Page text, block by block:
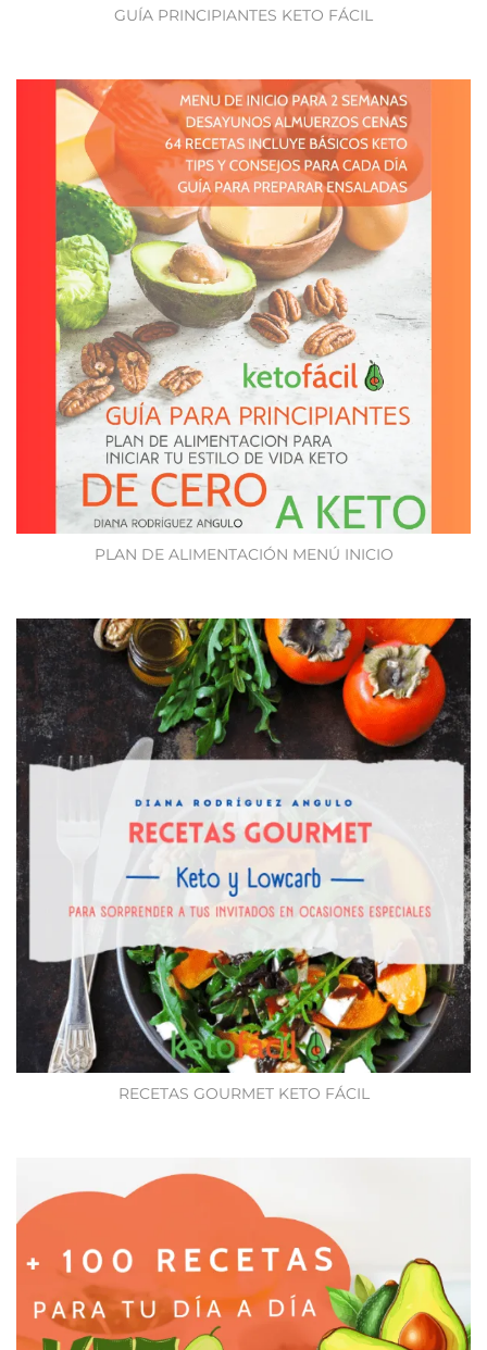
GUÍA PRINCIPIANTES KETO FÁCIL
PLAN DE ALIMENTACIÓN MENÚ INICIO
RECETAS GOURMET KETO FÁCIL